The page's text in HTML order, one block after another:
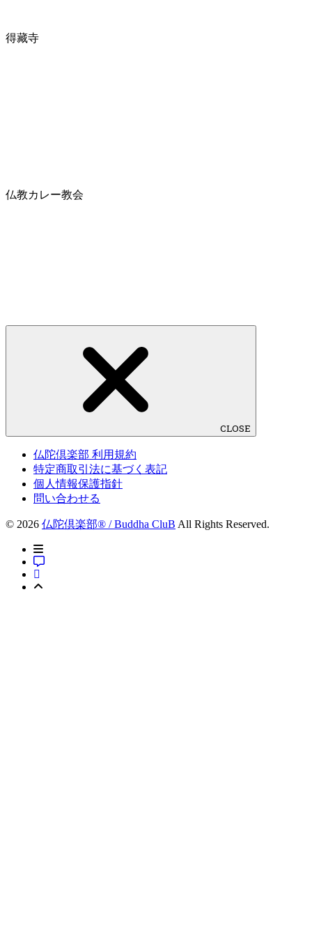
得藏寺
仏教カレー教会
CLOSE
仏陀倶楽部 利用規約
特定商取引法に基づく表記
個人情報保護指針
問い合わせる
© 2026 仏陀倶楽部® / Buddha CluB All Rights Reserved.